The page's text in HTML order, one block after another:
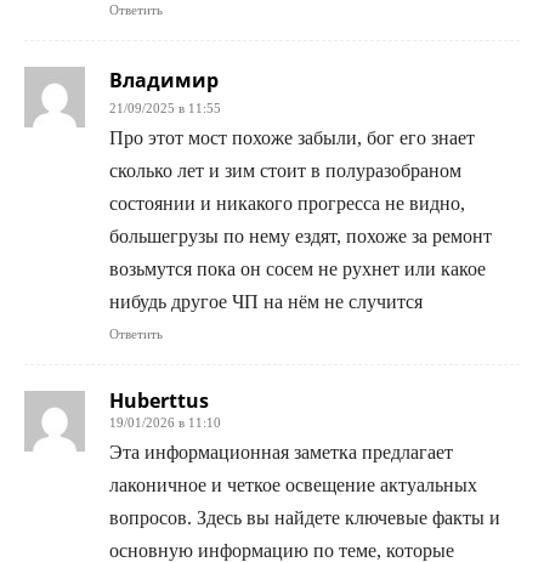
Ответить
Владимир
21/09/2025 в 11:55
Про этот мост похоже забыли, бог его знает
сколько лет и зим стоит в полуразобраном
состоянии и никакого прогресса не видно,
большегрузы по нему ездят, похоже за ремонт
возьмутся пока он сосем не рухнет или какое
нибудь другое ЧП на нём не случится
Ответить
Huberttus
19/01/2026 в 11:10
Эта информационная заметка предлагает
лаконичное и четкое освещение актуальных
вопросов. Здесь вы найдете ключевые факты и
основную информацию по теме, которые